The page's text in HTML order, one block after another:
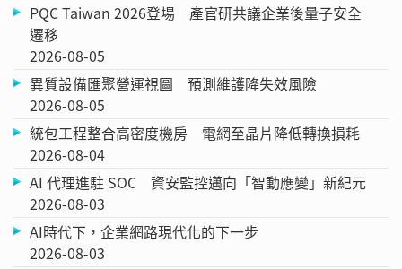
PQC Taiwan 2026登場 產官研共議企業後量子安全
遷移
2026-08-05
異質設備匯聚營運視圖 預測維護降失效風險
2026-08-05
統包工程整合高密度機房 電網至晶片降低轉換損耗
2026-08-04
AI 代理進駐 SOC 資安監控邁向「智動應變」新紀元
2026-08-03
AI時代下，企業網路現代化的下一步
2026-08-03